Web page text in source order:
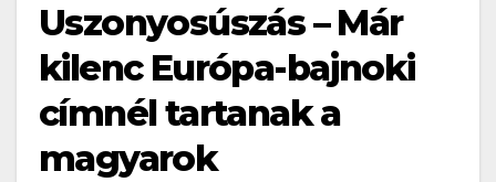
Uszonyosúszás – Már
kilenc Európa-bajnoki
címnél tartanak a
magyarok